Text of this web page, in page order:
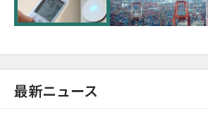
最新ニュース